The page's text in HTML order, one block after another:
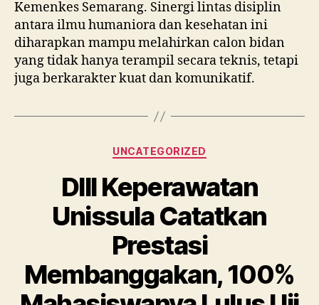
Kemenkes Semarang. Sinergi lintas disiplin
antara ilmu humaniora dan kesehatan ini
diharapkan mampu melahirkan calon bidan
yang tidak hanya terampil secara teknis, tetapi
juga berkarakter kuat dan komunikatif.
Categories
UNCATEGORIZED
DIII Keperawatan
Unissula Catatkan
Prestasi
Membanggakan, 100%